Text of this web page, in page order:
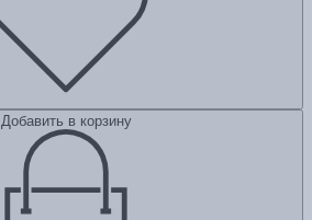
Добавить в корзину